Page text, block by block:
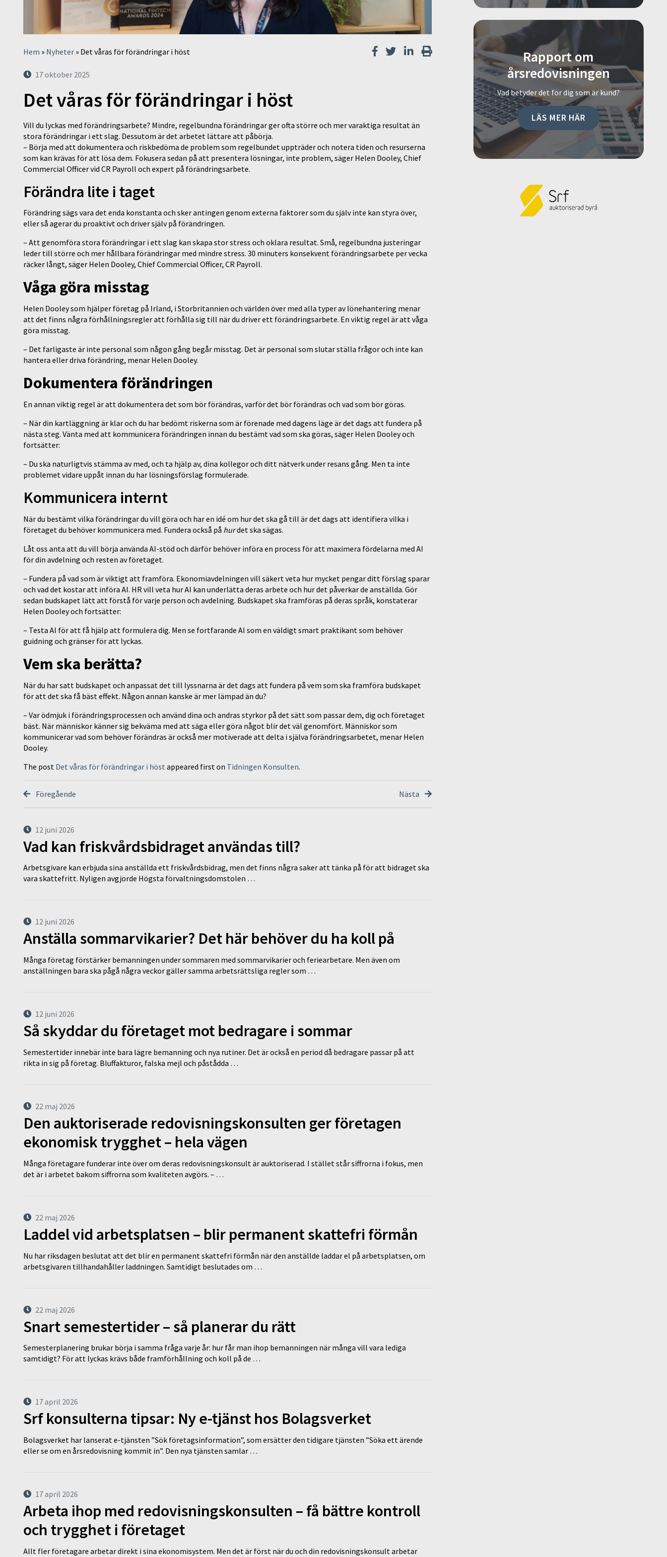
Hem » Nyheter » Det våras för förändringar i höst
17 oktober 2025
Det våras för förändringar i höst
Vill du lyckas med förändringsarbete? Mindre, regelbundna förändringar ger ofta större och mer varaktiga resultat än
stora förändringar i ett slag. Dessutom är det arbetet lättare att påbörja.
– Börja med att dokumentera och riskbedöma de problem som regelbundet uppträder och notera tiden och resurserna
som kan krävas för att lösa dem. Fokusera sedan på att presentera lösningar, inte problem, säger Helen Dooley, Chief
Commercial Officer vid CR Payroll och expert på förändringsarbete.
Förändra lite i taget
Förändring sägs vara det enda konstanta och sker antingen genom externa faktorer som du själv inte kan styra över,
eller så agerar du proaktivt och driver själv på förändringen.
– Att genomföra stora förändringar i ett slag kan skapa stor stress och oklara resultat. Små, regelbundna justeringar
leder till större och mer hållbara förändringar med mindre stress. 30 minuters konsekvent förändringsarbete per vecka
räcker långt, säger Helen Dooley, Chief Commercial Officer, CR Payroll.
Våga göra misstag
Helen Dooley som hjälper företag på Irland, i Storbritannien och världen över med alla typer av lönehantering menar
att det finns några förhållningsregler att förhålla sig till när du driver ett förändringsarbete. En viktig regel är att våga
göra misstag.
– Det farligaste är inte personal som någon gång begår misstag. Det är personal som slutar ställa frågor och inte kan
hantera eller driva förändring, menar Helen Dooley.
Dokumentera förändringen
En annan viktig regel är att dokumentera det som bör förändras, varför det bör förändras och vad som bör göras.
– När din kartläggning är klar och du har bedömt riskerna som är förenade med dagens läge är det dags att fundera på
nästa steg. Vänta med att kommunicera förändringen innan du bestämt vad som ska göras, säger Helen Dooley och
fortsätter:
– Du ska naturligtvis stämma av med, och ta hjälp av, dina kollegor och ditt nätverk under resans gång. Men ta inte
problemet vidare uppåt innan du har lösningsförslag formulerade.
Kommunicera internt
När du bestämt vilka förändringar du vill göra och har en idé om hur det ska gå till är det dags att identifiera vilka i
företaget du behöver kommunicera med. Fundera också på hurdet ska sägas.
Låt oss anta att du vill börja använda AI-stöd och därför behöver införa en process för att maximera fördelarna med AI
för din avdelning och resten av företaget.
– Fundera på vad som är viktigt att framföra. Ekonomiavdelningen vill säkert veta hur mycket pengar ditt förslag sparar
och vad det kostar att införa AI. HR vill veta hur AI kan underlätta deras arbete och hur det påverkar de anställda. Gör
sedan budskapet lätt att förstå för varje person och avdelning. Budskapet ska framföras på deras språk, konstaterar
Helen Dooley och fortsätter:
– Testa AI för att få hjälp att formulera dig. Men se fortfarande AI som en väldigt smart praktikant som behöver
guidning och gränser för att lyckas.
Vem ska berätta?
När du har satt budskapet och anpassat det till lyssnarna är det dags att fundera på vem som ska framföra budskapet
för att det ska få bäst effekt. Någon annan kanske är mer lämpad än du?
– Var ödmjuk i förändringsprocessen och använd dina och andras styrkor på det sätt som passar dem, dig och företaget
bäst. När människor känner sig bekväma med att säga eller göra något blir det väl genomfört. Människor som
kommunicerar vad som behöver förändras är också mer motiverade att delta i själva förändringsarbetet, menar Helen
Dooley.
The post Det våras för förändringar i höst appeared first on Tidningen Konsulten.
Föregående Nästa
12 juni 2026
Vad kan friskvårdsbidraget användas till?
Arbetsgivare kan erbjuda sina anställda ett friskvårdsbidrag, men det finns några saker att tänka på för att bidraget ska
vara skattefritt. Nyligen avgjorde Högsta förvaltningsdomstolen …
12 juni 2026
Anställa sommarvikarier? Det här behöver du ha koll på
Många företag förstärker bemanningen under sommaren med sommarvikarier och feriearbetare. Men även om
anställningen bara ska pågå några veckor gäller samma arbetsrättsliga regler som …
12 juni 2026
Så skyddar du företaget mot bedragare i sommar
Semestertider innebär inte bara lägre bemanning och nya rutiner. Det är också en period då bedragare passar på att
rikta in sig på företag. Bluffakturor, falska mejl och påstådda …
22 maj 2026
Den auktoriserade redovisningskonsulten ger företagen
ekonomisk trygghet – hela vägen
Många företagare funderar inte över om deras redovisningskonsult är auktoriserad. I stället står siffrorna i fokus, men
det är i arbetet bakom siffrorna som kvaliteten avgörs. – …
22 maj 2026
Laddel vid arbetsplatsen – blir permanent skattefri förmån
Nu har riksdagen beslutat att det blir en permanent skattefri förmån när den anställde laddar el på arbetsplatsen, om
arbetsgivaren tillhandahåller laddningen. Samtidigt beslutades om …
22 maj 2026
Snart semestertider – så planerar du rätt
Semesterplanering brukar börja i samma fråga varje år: hur får man ihop bemanningen när många vill vara lediga
samtidigt? För att lyckas krävs både framförhållning och koll på de …
17 april 2026
Srf konsulterna tipsar: Ny e-tjänst hos Bolagsverket
Bolagsverket har lanserat e-tjänsten ”Sök företagsinformation”, som ersätter den tidigare tjänsten ”Söka ett ärende
eller se om en årsredovisning kommit in”. Den nya tjänsten samlar …
17 april 2026
Arbeta ihop med redovisningskonsulten – få bättre kontroll
och trygghet i företaget
Allt fler företagare arbetar direkt i sina ekonomisystem. Men det är först när du och din redovisningskonsult arbetar
Rapport om
årsredovisningen
Vad betyder det för dig som är kund?
LÄS MER HÄR